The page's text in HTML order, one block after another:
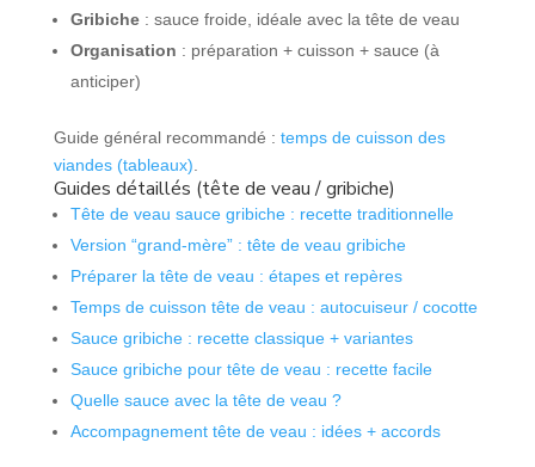
Gribiche: sauce froide, idéale avec la tête de veau
Organisation : préparation + cuisson + sauce (à
anticiper)
Guide général recommandé : temps de cuisson des
viandes (tableaux)
Guides détaillés (tête de veau / gribiche)
Tête de veau sauce gribiche : recette traditionnelle
Version “grand-mère” : tête de veau gribiche
Préparer la tête de veau : étapes et repères
Temps de cuisson tête de veau : autocuiseur / cocotte
Sauce gribiche : recette classique + variantes
Sauce gribiche pour tête de veau : recette facile
Quelle sauce avec la tête de veau ?
Accompagnement tête de veau : idées + accords